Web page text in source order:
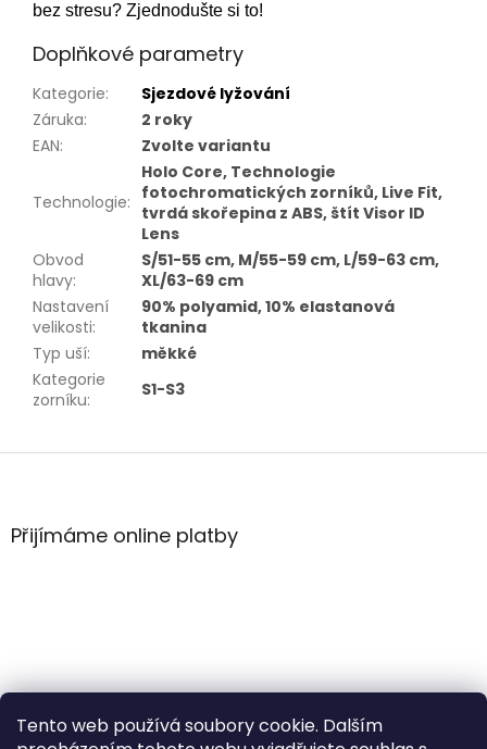
Tento web používá soubory cookie. Dalším
bez stresu? Zjednodušte si to!
Doplňkové parametry
Kategorie:
Sjezdové lyžování
Záruka:
2 roky
EAN: Zvolte variantu
Technologie:
Holo Core, Technologie
fotochromatických zorníků, Live Fit,
tvrdá skořepina z ABS, štít Visor ID
Lens
Obvod
hlavy:
S/51-55 cm, M/55-59 cm, L/59-63 cm,
XL/63-69 cm
Nastavení
velikosti:
90% polyamid, 10% elastanová
tkanina
Typ uší:
měkké
Kategorie
zorníku: S1-S3
Z
aPřijímáme online platby